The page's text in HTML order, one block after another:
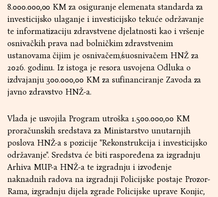
8.000.000,00 KM za osiguranje elemenata standarda za
investicijsko ulaganje i investicijsko tekuće održavanje
te informatizaciju zdravstvene djelatnosti kao i vršenje
osnivačkih prava nad bolničkim zdravstvenim
ustanovama čijim je osnivačem/suosnivačem HNŽ za
2026. godinu. Iz istoga je resora usvojena Odluka o
izdvajanju 300.000,00 KM za sufinanciranje Zavoda za
javno zdravstvo HNŽ-a.
Vlada je usvojila Program utroška 1.500.000,00 KM
proračunskih sredstava za Ministarstvo unutarnjih
poslova HNŽ-a s pozicije ''Rekonstrukcija i investicijsko
održavanje''. Sredstva će biti raspoređena za izgradnju
Arhiva MUP-a HNŽ-a te izgradnju i izvođenje
naknadnih radova na izgradnji Policijske postaje Prozor-
Rama, izgradnju dijela zgrade Policijske uprave Konjic,